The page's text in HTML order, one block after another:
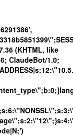
(KHTML, like
ClaudeBot/1.0;